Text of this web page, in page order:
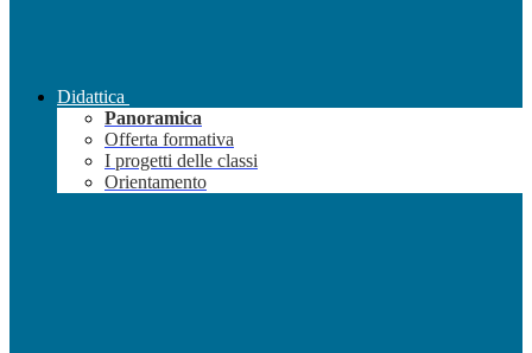
Didattica
Panoramica
Offerta formativa
I progetti delle classi
Orientamento